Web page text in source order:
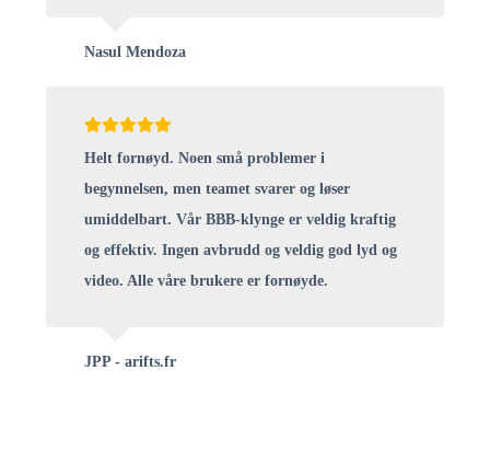
Nasul Mendoza
Helt fornøyd. Noen små problemer i
begynnelsen, men teamet svarer og løser
umiddelbart. Vår BBB-klynge er veldig kraftig
og effektiv. Ingen avbrudd og veldig god lyd og
video. Alle våre brukere er fornøyde.
JPP - arifts.fr